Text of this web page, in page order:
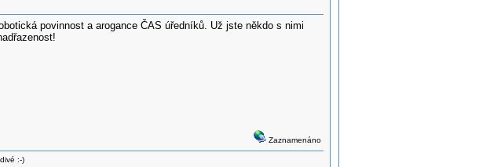
povinnost a arogance ČAS úředníků. Už jste někdo s nimi
Zaznamenáno
:-)